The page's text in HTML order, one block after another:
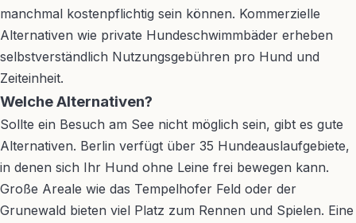
manchmal kostenpflichtig sein können. Kommerzielle
Alternativen wie private Hundeschwimmbäder erheben
selbstverständlich Nutzungsgebühren pro Hund und
Zeiteinheit.
Welche Alternativen?
Sollte ein Besuch am See nicht möglich sein, gibt es gute
Alternativen. Berlin verfügt über 35 Hundeauslaufgebiete,
in denen sich Ihr Hund ohne Leine frei bewegen kann.
Große Areale wie das Tempelhofer Feld oder der
Grunewald bieten viel Platz zum Rennen und Spielen. Eine